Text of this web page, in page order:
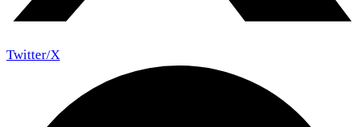
Twitter/X